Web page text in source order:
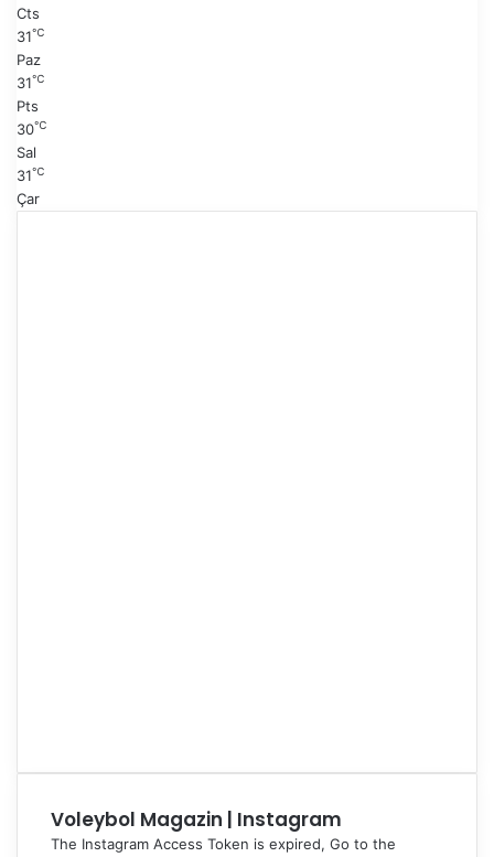
Cts
31℃
Paz
31℃
Pts
30℃
Sal
31℃
Çar
Voleybol Magazin | Instagram
The Instagram Access Token is expired, Go to the